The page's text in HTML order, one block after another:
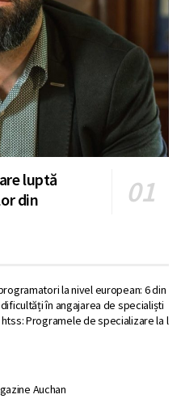
luptă
din
la nivel european: 6 din
în angajarea de specialiști
htss: Programele de specializare la l
Auchan